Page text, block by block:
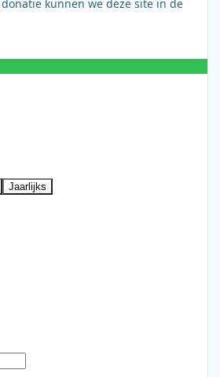
kunnen we deze site in de